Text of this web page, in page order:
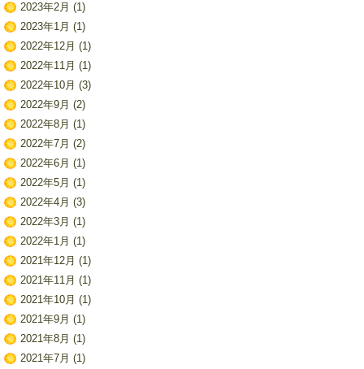
2023年2月 (1)
2023年1月 (1)
2022年12月 (1)
2022年11月 (1)
2022年10月 (3)
2022年9月 (2)
2022年8月 (1)
2022年7月 (2)
2022年6月 (1)
2022年5月 (1)
2022年4月 (3)
2022年3月 (1)
2022年1月 (1)
2021年12月 (1)
2021年11月 (1)
2021年10月 (1)
2021年9月 (1)
2021年8月 (1)
2021年7月 (1)